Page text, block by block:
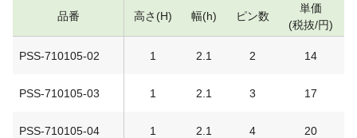
品番 高さ(H) 幅(h) ピン数
単価
(税抜/円)
PSS-710105-02 1 2.1 2 14
PSS-710105-03 1 2.1 3 17
PSS-710105-04 1 2.1 4 20